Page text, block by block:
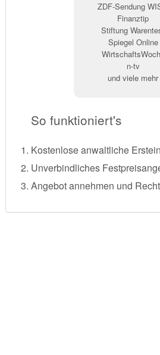
ZDF-Sendung
Finanztip
Stiftung
Spiegel Online
n-tv
und viele mehr
So funktioniert's
Kostenlose anwaltliche
Unverbindliches
Angebot annehmen und